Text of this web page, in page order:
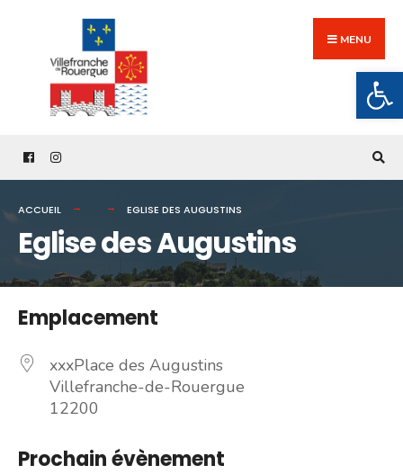
content
MENU
ACCUEIL EGLISE DES AUGUSTINS
Eglise des Augustins
Emplacement
xxxPlace des Augustins
Villefranche-de-Rouergue
12200
Prochain évènement